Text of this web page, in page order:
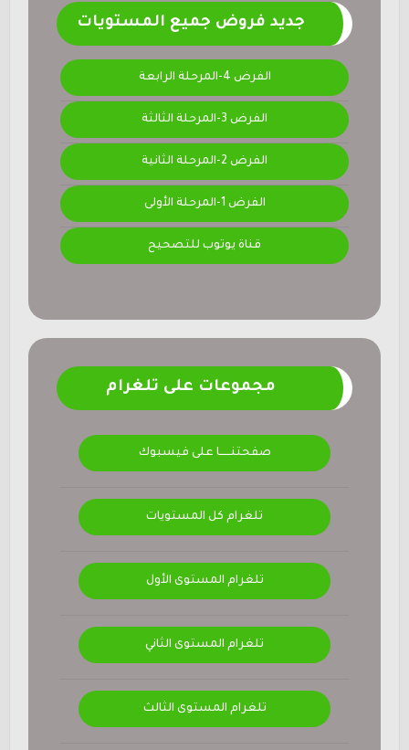
جديد فروض جميع المستويات
الفرض 4-المرحلة الرابعة
الفرض 3-المرحلة الثالثة
الفرض 2-المرحلة الثانية
الفرض 1-المرحلة الأولى
قناة يوتوب للتصحيح
مجموعات على تلغرام
صفحتنــــــا على فيسبوك
تلغرام كل المستويات
تلغرام المستوى الأول
تلغرام المستوى الثاني
تلغرام المستوى الثالث